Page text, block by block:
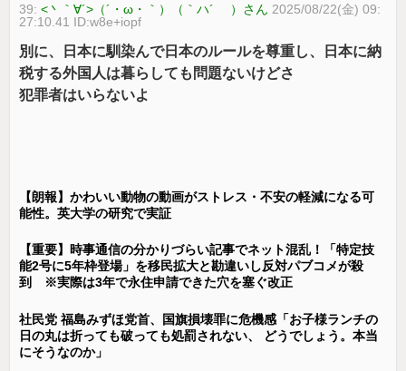
39:<丶｀∀´>（´・ω・｀）（｀ハ´ ）さん 2025/08/22(金) 09:
27:10.41 ID:w8e+iopf
別に、日本に馴染んで日本のルールを尊重し、日本に納
税する外国人は暮らしても問題ないけどさ
犯罪者はいらないよ
【朗報】かわいい動物の動画がストレス・不安の軽減になる可
能性。英大学の研究で実証
【重要】時事通信の分かりづらい記事でネット混乱！「特定技
能2号に5年枠登場」を移民拡大と勘違いし反対パブコメが殺
到 ※実際は3年で永住申請できた穴を塞ぐ改正
社民党 福島みずほ党首、国旗損壊罪に危機感「お子様ランチの
日の丸は折っても破っても処罰されない、 どうでしょう。本当
にそうなのか」